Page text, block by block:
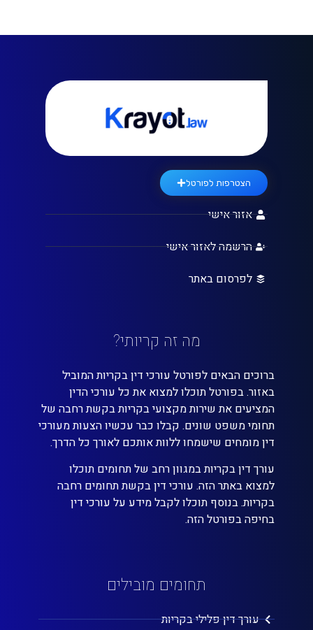
הצטרפות לפורטל
אזור אישי
הרשמה לאזור אישי
לפרסום באתר
מה זה קריותי?
ברוכים הבאים לפורטל עורכי דין בקריות המוביל
באזור. בפורטל תוכלו למצוא את כל עורכי הדין
המציעים את שירות מקצועי בקריות בקשת רחבה של
תחומי משפט שונים. קבלו כבר עכשיו הצעות מעורכי
דין מומחים שישמחו ללוות אותכם לאורך כל הדרך.
עורך דין בקריות במגוון רחב של תחומים תוכלו
למצוא באתר הזה. עורכי דין בקשת תחומים רחבה
בקריות. בנוסף תוכלו לקבל מידע על עורכי דין
בחיפה בפורטל הזה.
תחומים מובילים
עורך דין פלילי בקריות